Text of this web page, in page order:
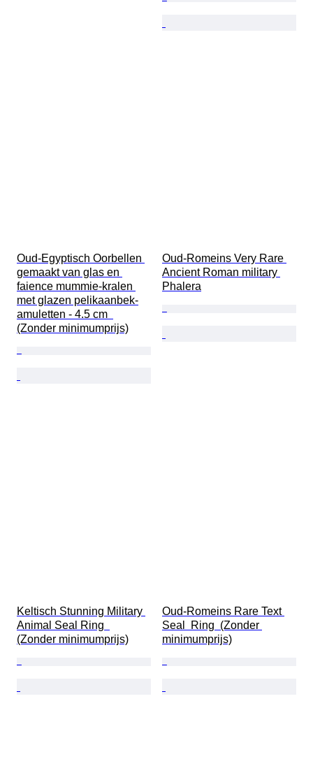
Oud-Egyptisch Oorbellen
gemaakt van glas en
faience mummie-kralen
met glazen pelikaanbek-
amuletten - 4.5 cm
(Zonder minimumprijs)
Oud-Romeins Very Rare
Ancient Roman military
Phalera
Keltisch Stunning Military
Animal Seal Ring
(Zonder minimumprijs)
Oud-Romeins Rare Text
Seal  Ring  (Zonder
minimumprijs)